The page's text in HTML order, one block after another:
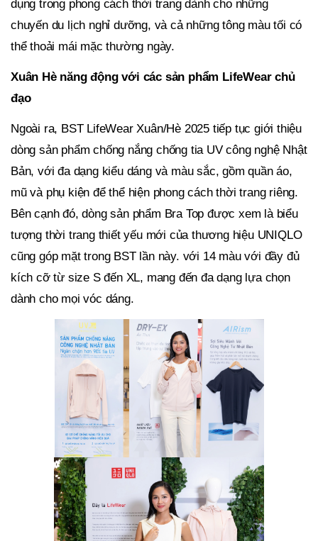
dụng trong phong cách thời trang dành cho những
chuyến du lịch nghỉ dưỡng, và cả những tông màu tối có
thể thoải mái mặc thường ngày.
Xuân Hè năng động với các sản phẩm LifeWear chủ
đạo
Ngoài ra, BST LifeWear Xuân/Hè 2025 tiếp tục giới thiệu
dòng sản phẩm chống nắng chống tia UV công nghệ Nhật
Bản, với đa dạng kiểu dáng và màu sắc, gồm quần áo,
mũ và phụ kiện để thể hiện phong cách thời trang riêng.
Bên cạnh đó, dòng sản phẩm Bra Top được xem là biểu
tượng thời trang thiết yếu mới của thương hiệu UNIQLO
cũng góp mặt trong BST lần này. với 14 màu với đầy đủ
kích cỡ từ size S đến XL, mang đến đa dạng lựa chọn
dành cho mọi vóc dáng.